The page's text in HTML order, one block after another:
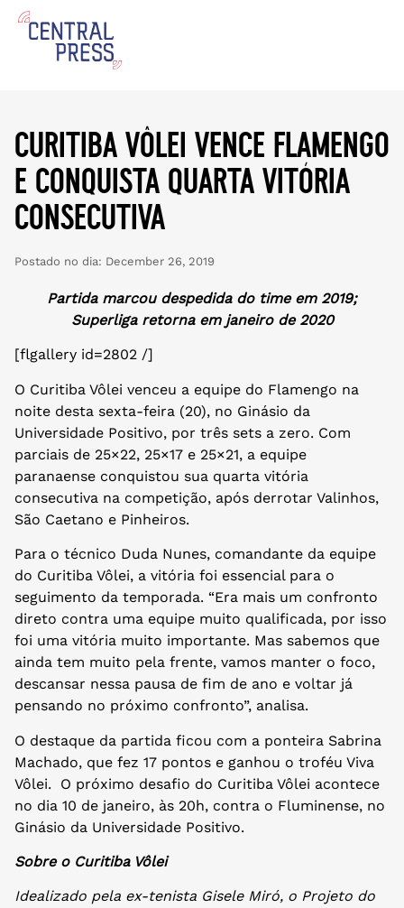
curitiba vôlei vence flamengo
e conquista quarta vitória
consecutiva
Postado no dia: December 26, 2019
Partida marcou despedida do time em 2019;
Superliga retorna em janeiro de 2020
[flgallery id=2802 /]
O Curitiba Vôlei venceu a equipe do Flamengo na
noite desta sexta-feira (20), no Ginásio da
Universidade Positivo, por três sets a zero. Com
parciais de 25×22, 25×17 e 25×21, a equipe
paranaense conquistou sua quarta vitória
consecutiva na competição, após derrotar Valinhos,
São Caetano e Pinheiros.
Para o técnico Duda Nunes, comandante da equipe
do Curitiba Vôlei, a vitória foi essencial para o
seguimento da temporada. “Era mais um confronto
direto contra uma equipe muito qualificada, por isso
foi uma vitória muito importante. Mas sabemos que
ainda tem muito pela frente, vamos manter o foco,
descansar nessa pausa de fim de ano e voltar já
pensando no próximo confronto”, analisa.
O destaque da partida ficou com a ponteira Sabrina
Machado, que fez 17 pontos e ganhou o troféu Viva
Vôlei. O próximo desafio do Curitiba Vôlei acontece
no dia 10 de janeiro, às 20h, contra o Fluminense, no
Ginásio da Universidade Positivo.
Sobre o Curitiba Vôlei
Idealizado pela ex-tenista Gisele Miró, o Projeto do